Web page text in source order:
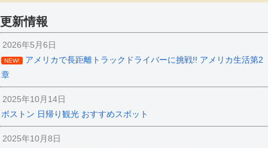
更新情報
2026年5月6日
NEW!
アメリカで長距離トラックドライバーに挑戦!! アメリカ生活第2
章
2025年10月14日
ボストン 日帰り観光 おすすめスポット
2025年10月8日